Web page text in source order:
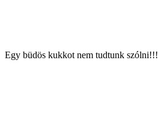
Egy büdös kukkot nem tudtunk szólni!!!